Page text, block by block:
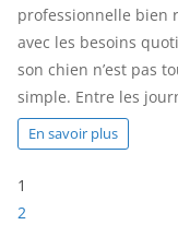
professionnelle bien
avec les besoins
son chien n’est pas
simple. Entre les
En savoir plus
P
a
1
2